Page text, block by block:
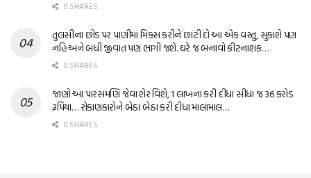
0 SHARES
તુલસીના છોડ પર પાણીમાં મિક્સ કરીને છાંટી દો આ એક વસ્તુ, સુકાશે પણ
નહિ અને બધી જીવાત પણ ભાગી જશે. ઘરે જ બનાવો કીટનાશક…
0 SHARES
જાણો આ પારસમણિ જેવા શેર વિશે, 1 લાખના કરી દીધા સીધા જ 36 કરોડ
રૂપિયા… રોકાણકારોને બેઠા બેઠા કરી દીધા માલામાલ…
0 SHARES